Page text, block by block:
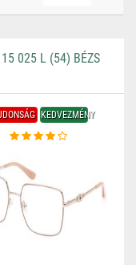
025 L (54) BÉZS
KEDVEZMÉNY